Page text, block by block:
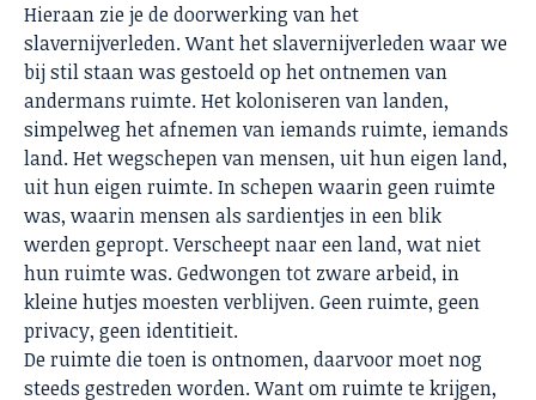
Hieraan zie je de doorwerking van het
slavernijverleden. Want het slavernijverleden waar we
bij stil staan was gestoeld op het ontnemen van
andermans ruimte. Het koloniseren van landen,
simpelweg het afnemen van iemands ruimte, iemands
land. Het wegschepen van mensen, uit hun eigen land,
uit hun eigen ruimte. In schepen waarin geen ruimte
was, waarin mensen als sardientjes in een blik
werden gepropt. Verscheept naar een land, wat niet
hun ruimte was. Gedwongen tot zware arbeid, in
kleine hutjes moesten verblijven. Geen ruimte, geen
privacy, geen identitieit.
De ruimte die toen is ontnomen, daarvoor moet nog
steeds gestreden worden. Want om ruimte te krijgen,